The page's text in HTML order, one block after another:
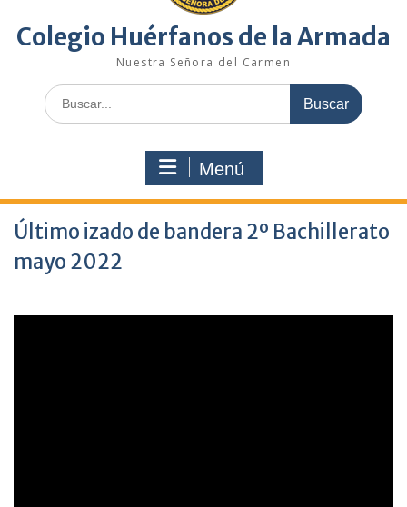
Colegio Huérfanos de la Armada
Nuestra Señora del Carmen
Buscar:
Menú
Último izado de bandera 2º Bachillerato
mayo 2022